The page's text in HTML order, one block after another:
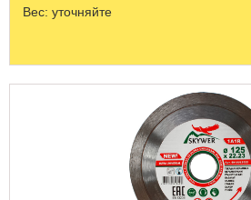
Вес: уточняйте